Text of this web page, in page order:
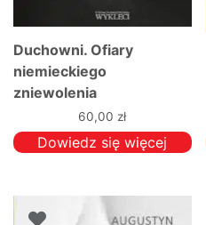
Duchowni. Ofiary
niemieckiego
zniewolenia
60,00 zł
Dowiedz się więcej